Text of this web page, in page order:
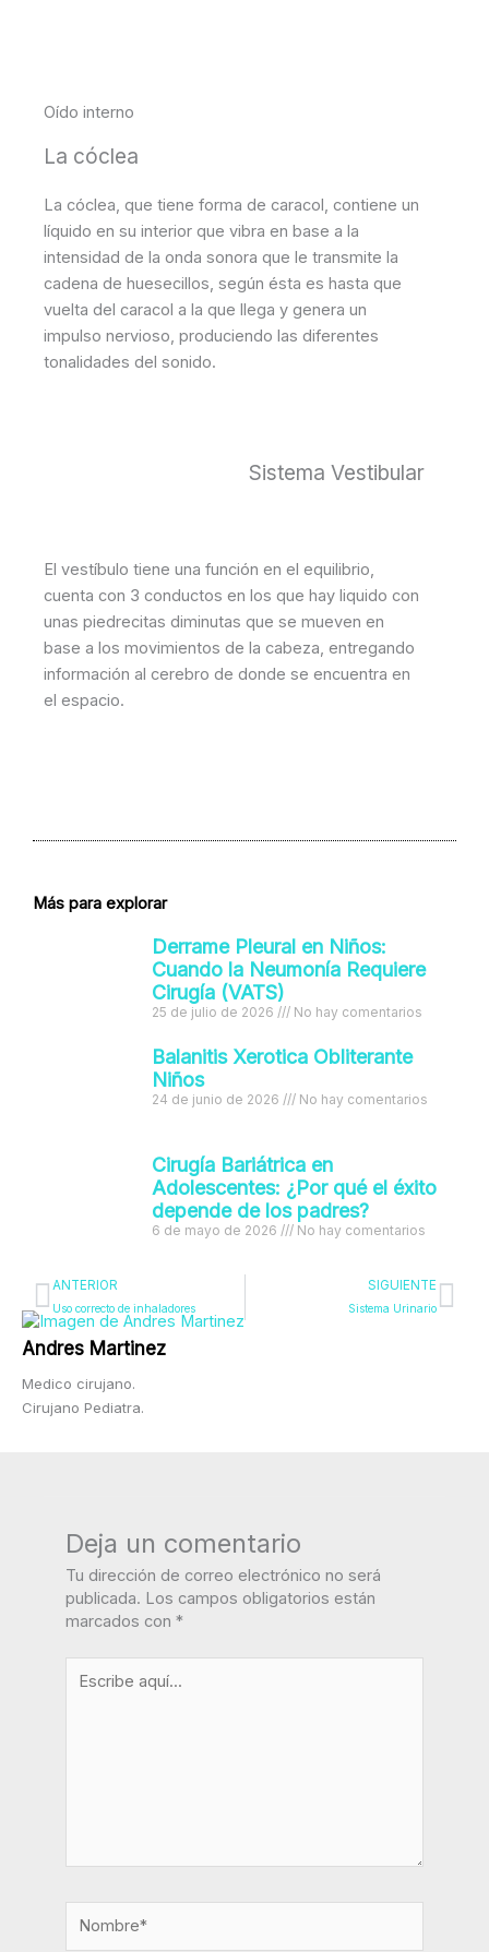
Andres Martinez
Medico cirujano.
Cirujano Pediatra.
Oído interno
La cóclea
La cóclea, que tiene forma de caracol, contiene un
líquido en su interior que vibra en base a la
intensidad de la onda sonora que le transmite la
cadena de huesecillos, según ésta es hasta que
vuelta del caracol a la que llega y genera un
impulso nervioso, produciendo las diferentes
tonalidades del sonido.
Sistema Vestibular
El vestíbulo tiene una función en el equilibrio,
cuenta con 3 conductos en los que hay liquido con
unas piedrecitas diminutas que se mueven en
base a los movimientos de la cabeza, entregando
información al cerebro de donde se encuentra en
el espacio.
Más para explorar
Derrame Pleural en Niños:
Cuando la Neumonía Requiere
Cirugía (VATS)
25 de julio de 2026 No hay comentarios
Balanitis Xerotica Obliterante
Niños
24 de junio de 2026 No hay comentarios
Cirugía Bariátrica en
Adolescentes: ¿Por qué el éxito
depende de los padres?
6 de mayo de 2026 No hay comentarios
Ant
ANTERIOR
Uso correcto de inhaladores
SIGUIENTE
Sistema Urinario
Deja un comentario
Tu dirección de correo electrónico no será
publicada. Los campos obligatorios están
marcados con *
aquí...